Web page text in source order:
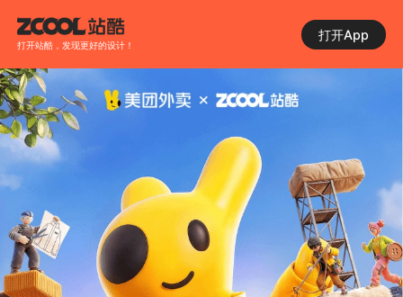
打开站酷，发现更好的设计！
打开App